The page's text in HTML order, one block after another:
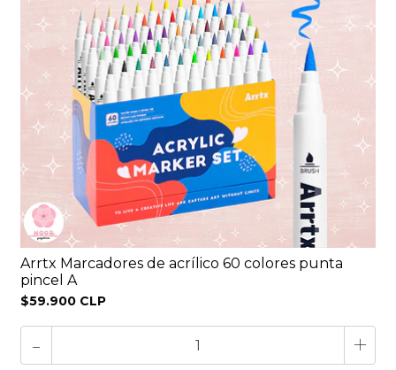
Arrtx Marcadores de acrílico 60 colores punta
pincel A
$59.900 CLP
- +